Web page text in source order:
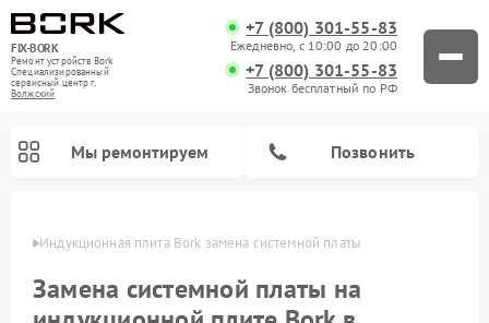
FIX-BORK
Ремонт устройств Bork
Специализированный
cервисный центр г.
Волжский
+7 (800) 301-55-83
Ежедневно, с 10:00 до 20:00
+7 (800) 301-55-83
Звонок бесплатный по РФ
Мы ремонтируем Позвонить
Индукционная плита Bork замена системной платы
Замена системной платы на